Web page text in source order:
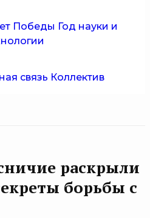
Победы Год науки и
связь Коллектив
раскрыли
борьбы с